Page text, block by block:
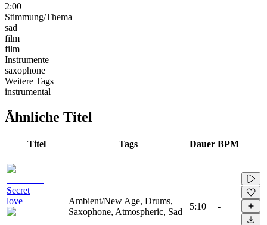
2:00
Stimmung/Thema
sad
film
film
Instrumente
saxophone
Weitere Tags
instrumental
Ähnliche Titel
Titel Tags Dauer BPM
Secret
love
Ambient/New Age, Drums,
Saxophone, Atmospheric, Sad
5:10 -